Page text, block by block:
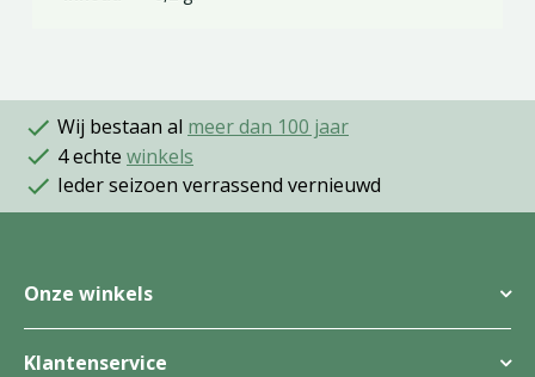
Wij bestaan al meer dan 100 jaar
4 echte winkels
Ieder seizoen verrassend vernieuwd
Onze winkels
Klantenservice